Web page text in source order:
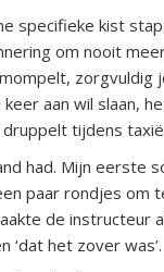
specifieke kist
om nooit
zorgvuldig
aan wil slaan,
tijdens
had. Mijn eerste
paar rondjes om
de instructeur
‘dat het zover was’.